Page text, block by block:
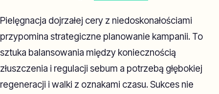
Pielęgnacja dojrzałej cery z niedoskonałościami
przypomina strategiczne planowanie kampanii. To
sztuka balansowania między koniecznością
złuszczenia i regulacji sebum a potrzebą głębokiej
regeneracji i walki z oznakami czasu. Sukces nie